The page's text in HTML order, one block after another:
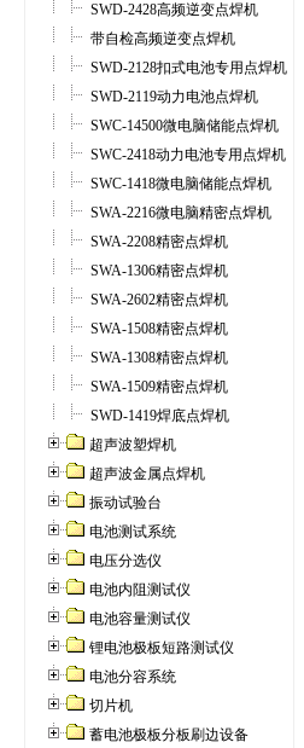
SWD-2428高频逆变点焊机
带自检高频逆变点焊机
SWD-2128扣式电池专用点焊机
SWD-2119动力电池点焊机
SWC-14500微电脑储能点焊机
SWC-2418动力电池专用点焊机
SWC-1418微电脑储能点焊机
SWA-2216微电脑精密点焊机
SWA-2208精密点焊机
SWA-1306精密点焊机
SWA-2602精密点焊机
SWA-1508精密点焊机
SWA-1308精密点焊机
SWA-1509精密点焊机
SWD-1419焊底点焊机
超声波塑焊机
超声波金属点焊机
振动试验台
电池测试系统
电压分选仪
电池内阻测试仪
电池容量测试仪
锂电池极板短路测试仪
电池分容系统
切片机
蓄电池极板分板刷边设备